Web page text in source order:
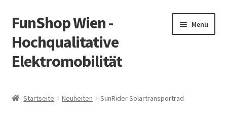
Zur
Navigation
springen
Zum
Inhalt
springen
FunShop Wien -
Hochqualitative
Elektromobilität
Menü
Startseite Neuheiten SunRider Solartransportrad